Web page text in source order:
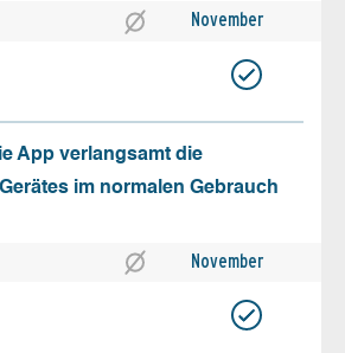
November
App verlangsamt die
im normalen Gebrauch
November